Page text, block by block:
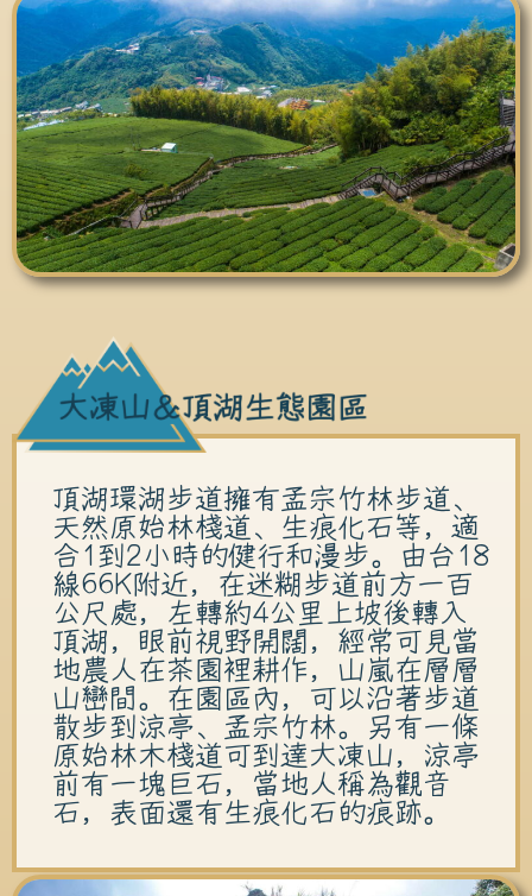
頂湖環湖步道擁有孟宗竹林步道、
天然原始林棧道、生痕化石等，適
合1到2小時的健行和漫步。由台18
線66K附近，在迷糊步道前方一百
公尺處，左轉約4公里上坡後轉入
頂湖，眼前視野開闊，經常可見當
地農人在茶園裡耕作，山嵐在層層
山巒間。在園區內，可以沿著步道
散步到涼亭、孟宗竹林。另有一條
原始林木棧道可到達大凍山，涼亭
前有一塊巨石，當地人稱為觀音
石，表面還有生痕化石的痕跡。